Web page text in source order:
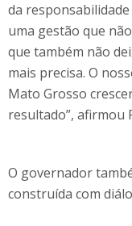
da responsabilidade
uma gestão que
que também não
mais precisa. O
Mato Grosso
resultado”, afirmou
O governador
construída com